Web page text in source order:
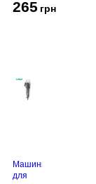
265 грн
Машинка
для